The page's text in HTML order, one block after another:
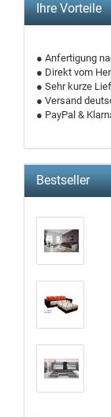
Ihre Vorteile
● Anfertigung
● Direkt vom
● Sehr kurze
● Versand
● PayPal &
Bestseller